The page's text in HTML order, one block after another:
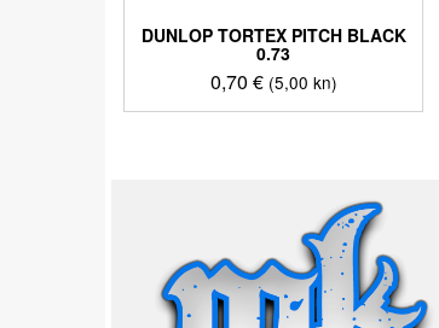
DUNLOP TORTEX PITCH BLACK
0.73
0,70 € (5,00 kn)